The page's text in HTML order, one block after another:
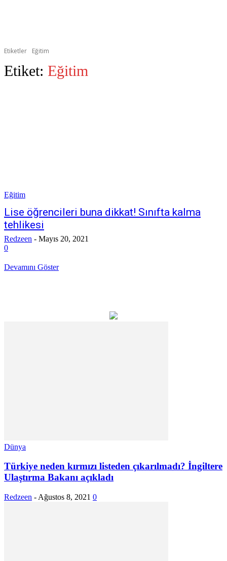
Etiketler Eğitim
Etiket: Eğitim
Eğitim
Lise öğrencileri buna dikkat! Sınıfta kalma
tehlikesi
Redzeen - Mayıs 20, 2021
0
Devamını Göster
Dünya
Türkiye neden kırmızı listeden çıkarılmadı? İngiltere
Ulaştırma Bakanı açıkladı
Redzeen - Ağustos 8, 2021 0